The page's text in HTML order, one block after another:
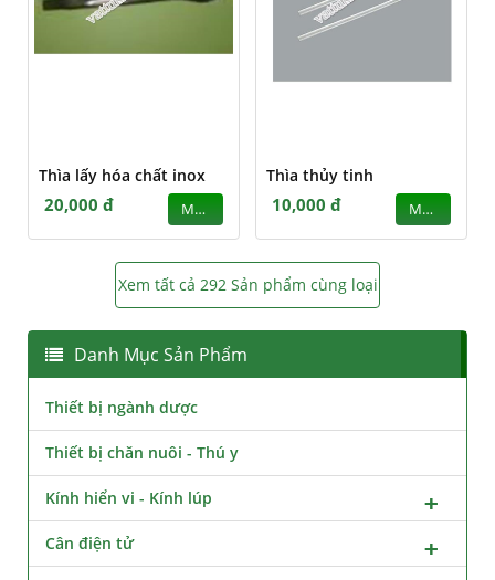
Thìa lấy hóa chất inox
20,000 đ MUA
Thìa thủy tinh
10,000 đ MUA
Xem tất cả 292 Sản phẩm cùng loại
Danh Mục Sản Phẩm
Thiết bị ngành dược
Thiết bị chăn nuôi - Thú y
Kính hiển vi - Kính lúp
Cân điện tử